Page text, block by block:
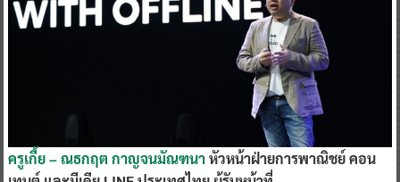
ครูเกี้ย – ณธกฤต กาญจนมัณฑนาหัวหน้าฝ่ายการพาณิชย์ คอน